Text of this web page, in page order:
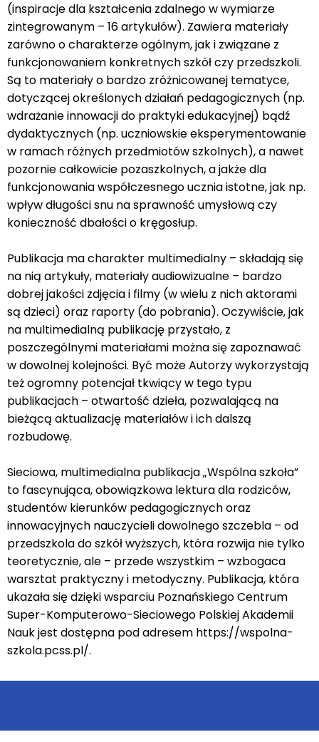
(inspiracje dla kształcenia zdalnego w wymiarze
zintegrowanym – 16 artykułów). Zawiera materiały
zarówno o charakterze ogólnym, jak i związane z
funkcjonowaniem konkretnych szkół czy przedszkoli.
Są to materiały o bardzo zróżnicowanej tematyce,
dotyczącej określonych działań pedagogicznych (np.
wdrażanie innowacji do praktyki edukacyjnej) bądź
dydaktycznych (np. uczniowskie eksperymentowanie
w ramach różnych przedmiotów szkolnych), a nawet
pozornie całkowicie pozaszkolnych, a jakże dla
funkcjonowania współczesnego ucznia istotne, jak np.
wpływ długości snu na sprawność umysłową czy
konieczność dbałości o kręgosłup.
Publikacja ma charakter multimedialny – składają się
na nią artykuły, materiały audiowizualne – bardzo
dobrej jakości zdjęcia i filmy (w wielu z nich aktorami
są dzieci) oraz raporty (do pobrania). Oczywiście, jak
na multimedialną publikację przystało, z
poszczególnymi materiałami można się zapoznawać
w dowolnej kolejności. Być może Autorzy wykorzystają
też ogromny potencjał tkwiący w tego typu
publikacjach – otwartość dzieła, pozwalającą na
bieżącą aktualizację materiałów i ich dalszą
rozbudowę.
Sieciowa, multimedialna publikacja „Wspólna szkoła”
to fascynująca, obowiązkowa lektura dla rodziców,
studentów kierunków pedagogicznych oraz
innowacyjnych nauczycieli dowolnego szczebla – od
przedszkola do szkół wyższych, która rozwija nie tylko
teoretycznie, ale – przede wszystkim – wzbogaca
warsztat praktyczny i metodyczny. Publikacja, która
ukazała się dzięki wsparciu Poznańskiego Centrum
Super-Komputerowo-Sieciowego Polskiej Akademii
Nauk jest dostępna pod adresem https://wspolna-
szkola.pcss.pl/.